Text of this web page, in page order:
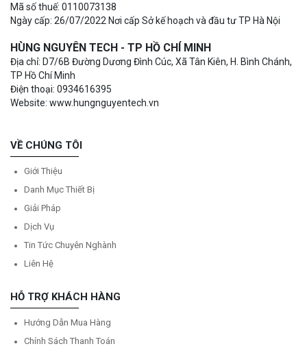
Mã số thuế: 0110073138
Ngày cấp: 26/07/2022 Nơi cấp Sở kế hoạch và đầu tư TP Hà Nội
HÙNG NGUYÊN TECH - TP HỒ CHÍ MINH
Địa chỉ: D7/6B Đường Dương Đình Cúc, Xã Tân Kiên, H. Bình Chánh,
TP Hồ Chí Minh
Điện thoại: 0934616395
Website: www.hungnguyentech.vn
VỀ CHÚNG TÔI
Giới Thiệu
Danh Mục Thiết Bị
Giải Pháp
Dịch Vụ
Tin Tức Chuyên Nghành
Liên Hệ
HỖ TRỢ KHÁCH HÀNG
Hướng Dẫn Mua Hàng
Chính Sách Thanh Toán